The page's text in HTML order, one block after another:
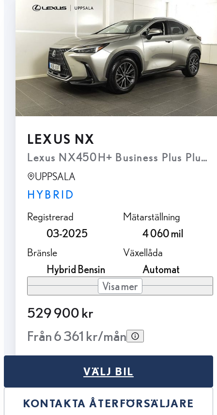
LEXUS NX
Lexus NX450H+ Business Plus Plug-
UPPSALA
HYBRID
Registrerad
03-2025
Mätarställning
4 060 mil
Bränsle
Hybrid Bensin
Växellåda
Automat
Visa mer
529 900 kr
Från 6 361 kr/mån
VÄLJ BIL
KONTAKTA ÅTERFÖRSÄLJARE